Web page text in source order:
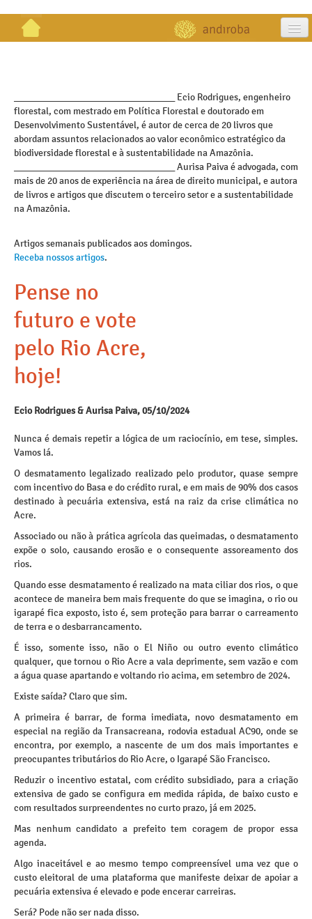
publicações
galeria
contato
_________________________________ Ecio Rodrigues, engenheiro
florestal, com mestrado em Política Florestal e doutorado em
Desenvolvimento Sustentável, é autor de cerca de 20 livros que
abordam assuntos relacionados ao valor econômico estratégico da
biodiversidade florestal e à sustentabilidade na Amazônia.
_________________________________ Aurisa Paiva é advogada, com
mais de 20 anos de experiência na área de direito municipal, e autora
de livros e artigos que discutem o terceiro setor e a sustentabilidade
na Amazônia.
Artigos semanais publicados aos domingos.
Receba nossos artigos.
Pense no
futuro e vote
pelo Rio Acre,
hoje!
Ecio Rodrigues & Aurisa Paiva, 05/10/2024
Nunca é demais repetir a lógica de um raciocínio, em tese, simples.
Vamos lá.
O desmatamento legalizado realizado pelo produtor, quase sempre
com incentivo do Basa e do crédito rural, e em mais de 90% dos casos
destinado à pecuária extensiva, está na raiz da crise climática no
Acre.
Associado ou não à prática agrícola das queimadas, o desmatamento
expõe o solo, causando erosão e o consequente assoreamento dos
rios.
Quando esse desmatamento é realizado na mata ciliar dos rios, o que
acontece de maneira bem mais frequente do que se imagina, o rio ou
igarapé fica exposto, isto é, sem proteção para barrar o carreamento
de terra e o desbarrancamento.
É isso, somente isso, não o El Niño ou outro evento climático
qualquer, que tornou o Rio Acre a vala deprimente, sem vazão e com
a água quase apartando e voltando rio acima, em setembro de 2024.
Existe saída? Claro que sim.
A primeira é barrar, de forma imediata, novo desmatamento em
especial na região da Transacreana, rodovia estadual AC90, onde se
encontra, por exemplo, a nascente de um dos mais importantes e
preocupantes tributários do Rio Acre, o Igarapé São Francisco.
Reduzir o incentivo estatal, com crédito subsidiado, para a criação
extensiva de gado se configura em medida rápida, de baixo custo e
com resultados surpreendentes no curto prazo, já em 2025.
Mas nenhum candidato a prefeito tem coragem de propor essa
agenda.
Algo inaceitável e ao mesmo tempo compreensível uma vez que o
custo eleitoral de uma plataforma que manifeste deixar de apoiar a
pecuária extensiva é elevado e pode encerar carreiras.
Será? Pode não ser nada disso.